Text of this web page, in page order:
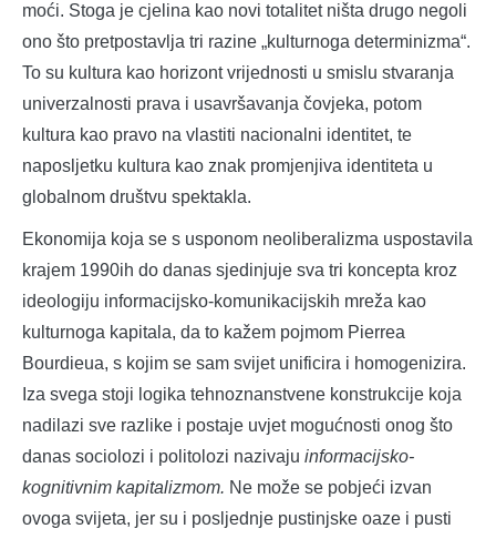
moći. Stoga je cjelina kao novi totalitet ništa drugo negoli
ono što pretpostavlja tri razine „kulturnoga determinizma“.
To su kultura kao horizont vrijednosti u smislu stvaranja
univerzalnosti prava i usavršavanja čovjeka, potom
kultura kao pravo na vlastiti nacionalni identitet, te
naposljetku kultura kao znak promjenjiva identiteta u
globalnom društvu spektakla.
Ekonomija koja se s usponom neoliberalizma uspostavila
krajem 1990ih do danas sjedinjuje sva tri koncepta kroz
ideologiju informacijsko-komunikacijskih mreža kao
kulturnoga kapitala, da to kažem pojmom Pierrea
Bourdieua, s kojim se sam svijet unificira i homogenizira.
Iza svega stoji logika tehnoznanstvene konstrukcije koja
nadilazi sve razlike i postaje uvjet mogućnosti onog što
danas sociolozi i politolozi nazivaju informacijsko-
kognitivnim kapitalizmom. Ne može se pobjeći izvan
ovoga svijeta, jer su i posljednje pustinjske oaze i pusti